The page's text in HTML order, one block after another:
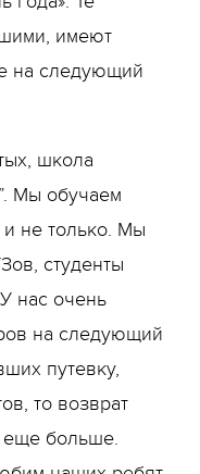
имеют
на следующий
школа
Мы обучаем
не только. Мы
студенты
нас очень
на следующий
путевку,
то возврат
еще больше.